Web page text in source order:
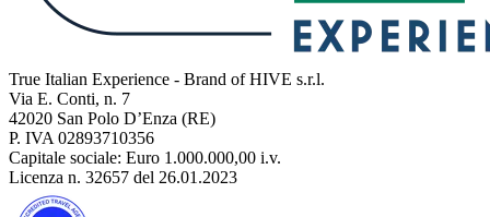
True Italian Experience - Brand of HIVE s.r.l.
Via E. Conti, n. 7
42020 San Polo D’Enza (RE)
P. IVA 02893710356
Capitale sociale: Euro 1.000.000,00 i.v.
Licenza n. 32657 del 26.01.2023